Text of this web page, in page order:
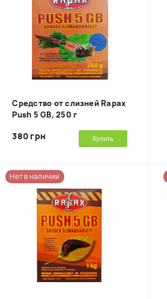
Средство от слизней Rapax
Push 5 GB, 250 г
380 грн Купить
Нет в наличии